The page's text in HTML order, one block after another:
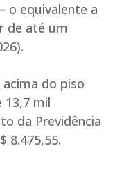
o equivalente a
de até um
do piso
13,7 mil
da Previdência
8.475,55.